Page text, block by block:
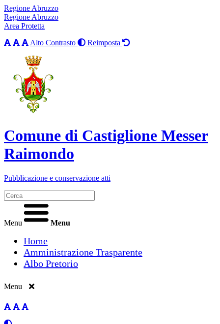
Regione Abruzzo
Regione Abruzzo
Area Protetta
Alto Contrasto
Reimposta
Comune di Castiglione Messer
Raimondo
Pubblicazione e conservazione atti
Menu Menu
Home
Amministrazione Trasparente
Albo Pretorio
Menu